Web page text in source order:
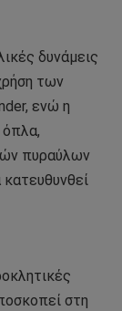
δυνάμεις
των
ενώ η
όπλα,
πυραύλων
στη